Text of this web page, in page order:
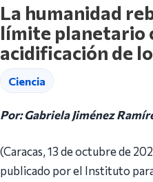
La humanidad
límite planetario
acidificación de
Ciencia
Por: Gabriela Jiménez
(Caracas, 13 de octubre de
publicado por el Instituto